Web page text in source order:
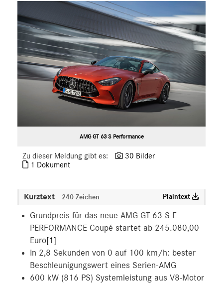
SLC
GLC
GLE
GT R
GT C
GT 4-Türer Coupé
Mercedes-Benz
smart
Vans
Marken & Produkte
ÜBER UNS
ANSPRECHPARTNER
AMG GT 63 S Performance
Zu dieser Meldung gibt es:
30 Bilder
1 Dokument
Kurztext 240 Zeichen Plaintext
Grundpreis für das neue AMG GT 63 S E
PERFORMANCE Coupé startet ab 245.080,00
Euro[1]
In 2,8 Sekunden von 0 auf 100 km/h: bester
Beschleunigungswert eines Serien-AMG
600 kW (816 PS) Systemleistung aus V8-Motor